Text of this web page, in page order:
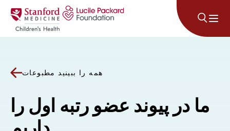
پرش به محتوا
همه را ببینید مطبوعات
ما در پیوند عضو رتبه اول را